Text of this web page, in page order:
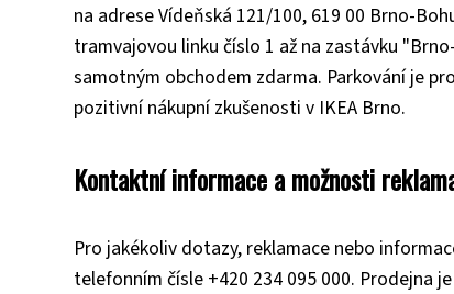
na adrese Vídeňská 121/100, 619 00 Brno-
tramvajovou linku číslo 1 až na zastávku
samotným obchodem zdarma. Parkování je
pozitivní nákupní zkušenosti v IKEA Brno.
Kontaktní informace a možnosti
Pro jakékoliv dotazy, reklamace nebo
telefonním čísle +420 234 095 000. Prodejna